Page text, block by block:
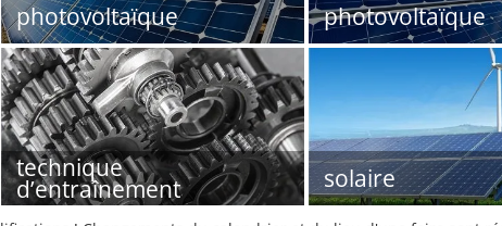
photovoltaïque photovoltaïque
technique
d’entraînement solaire